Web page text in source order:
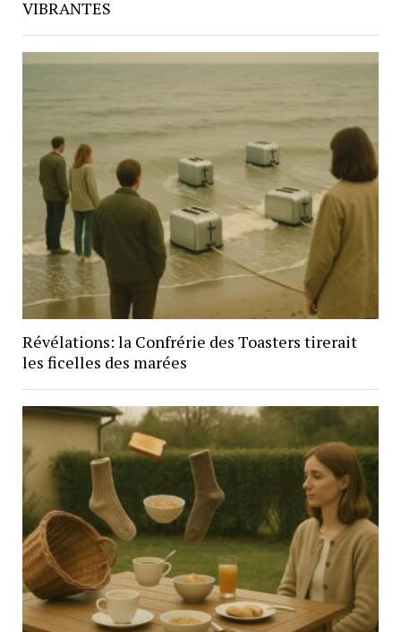
VIBRANTES
Révélations: la Confrérie des Toasters tirerait
les ficelles des marées